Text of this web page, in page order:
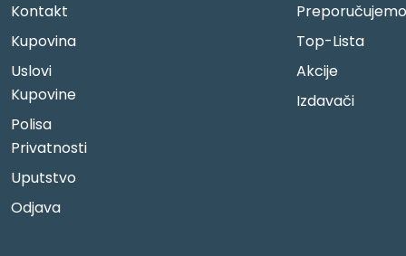
Kontakt
Kupovina
Uslovi
Kupovine
Polisa
Privatnosti
Uputstvo
Odjava
Preporučujemo
Top-Lista
Akcije
Izdavači